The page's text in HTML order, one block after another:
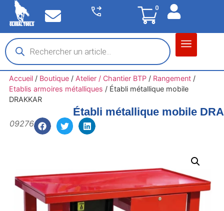
0
Accueil/ Boutique/ Atelier / Chantier BTP/ Rangement/
Etablis armoires métalliques / Établi métallique mobile
DRAKKAR
Établi métallique mobile
09276